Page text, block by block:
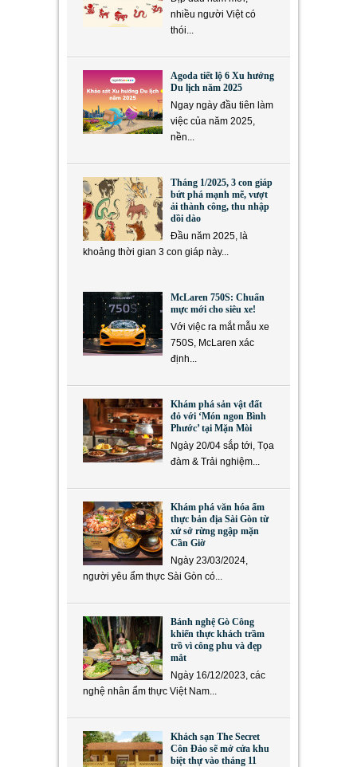
nhiều người Việt có
thói...
Agoda tiết lộ 6 Xu hướng
Du lịch năm 2025
Ngay ngày đầu tiên làm
việc của năm 2025,
nền...
Tháng 1/2025, 3 con giáp
bứt phá mạnh mẽ, vượt
ải thành công, thu nhập
dồi dào
Đầu năm 2025, là
khoảng thời gian 3 con giáp này...
McLaren 750S: Chuẩn
mực mới cho siêu xe!
Với việc ra mắt mẫu xe
750S, McLaren xác
định...
Khám phá sản vật đất
đỏ với ‘Món ngon Bình
Phước’ tại Mặn Mòi
Ngày 20/04 sắp tới, Tọa
đàm & Trải nghiệm...
Khám phá văn hóa ẩm
thực bản địa Sài Gòn từ
xứ sở rừng ngập mặn
Cần Giờ
Ngày 23/03/2024,
người yêu ẩm thực Sài Gòn có...
Bánh nghệ Gò Công
khiến thực khách trầm
trồ vì công phu và đẹp
mắt
Ngày 16/12/2023, các
nghệ nhân ẩm thực Việt Nam...
Khách sạn The Secret
Côn Đảo sẽ mở cửa khu
biệt thự vào tháng 11